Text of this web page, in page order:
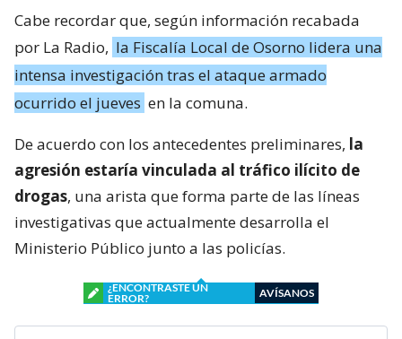
Cabe recordar que, según información recabada
por La Radio, la Fiscalía Local de Osorno lidera una
intensa investigación tras el ataque armado
ocurrido el jueves en la comuna.
De acuerdo con los antecedentes preliminares, la
agresión estaría vinculada al tráfico ilícito de
drogas, una arista que forma parte de las líneas
investigativas que actualmente desarrolla el
Ministerio Público junto a las policías.
¿ENCONTRASTE UN
ERROR?
AVÍSANOS